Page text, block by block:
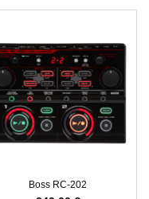
Boss RC-202